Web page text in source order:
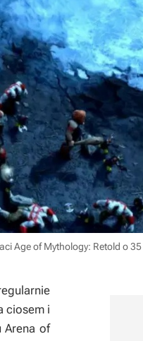
Age of Mythology: Retold o
ciosem i
Arena of